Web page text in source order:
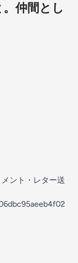
仲間とし
ント・レター送